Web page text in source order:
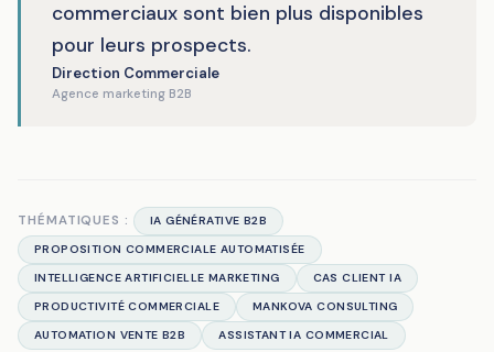
commerciaux sont bien plus disponibles
pour leurs prospects.
Direction Commerciale
Agence marketing B2B
THÉMATIQUES :
IA GÉNÉRATIVE B2B
PROPOSITION COMMERCIALE AUTOMATISÉE
INTELLIGENCE ARTIFICIELLE MARKETING
CAS CLIENT IA
PRODUCTIVITÉ COMMERCIALE
MANKOVA CONSULTING
AUTOMATION VENTE B2B
ASSISTANT IA COMMERCIAL